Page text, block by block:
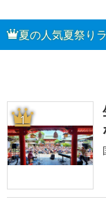
夏の人気夏祭り
1